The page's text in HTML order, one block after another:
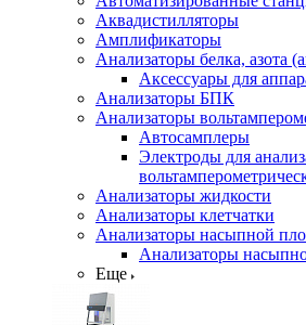
Аквадистилляторы
Амплификаторы
Анализаторы белка, азота
Аксессуары для
Анализаторы БПК
Анализаторы
Автосамплеры
Электроды для
Анализаторы жидкости
Анализаторы клетчатки
Анализаторы насыпной
Анализаторы
Еще